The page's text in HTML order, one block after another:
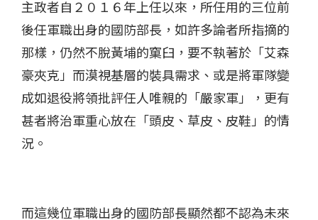
主政者自２０１６年上任以來，所任用的三位前
後任軍職出身的國防部長，如許多論者所指摘的
那樣，仍然不脫黃埔的窠臼，要不執著於「艾森
豪夾克」而漠視基層的裝具需求、或是將軍隊變
成如退役將領批評任人唯親的「嚴家軍」，更有
甚者將治軍重心放在「頭皮、草皮、皮鞋」的情
況。
而這幾位軍職出身的國防部長顯然都不認為未來